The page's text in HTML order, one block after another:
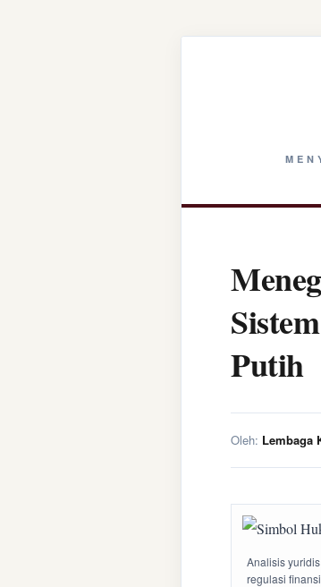
Putih
Oleh: Lembaga
Analisis
regulasi